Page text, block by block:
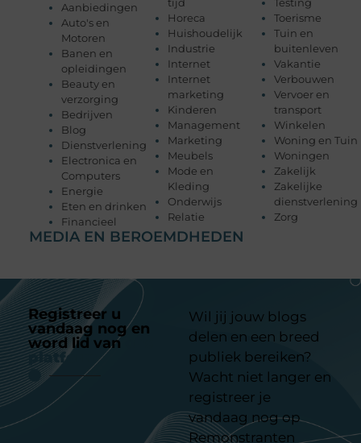
Aanbiedingen
Auto's en
Motoren
Banen en
opleidingen
Beauty en
verzorging
Bedrijven
Blog
Dienstverlening
Electronica en
Computers
Energie
Eten en drinken
Financieel
Horeca
Huishoudelijk
Industrie
Internet
Internet
marketing
Kinderen
Management
Marketing
Meubels
Mode en
Kleding
Onderwijs
Relatie
Toerisme
Tuin en
buitenleven
Vakantie
Verbouwen
Vervoer en
transport
Winkelen
Woning en Tuin
Woningen
Zakelijk
Zakelijke
dienstverlening
Zorg
MEDIA EN BEROEMDHEDEN
Registreer u
vandaag nog en
word lid van
platform
Wil jij jouw blogs
delen en een breed
publiek bereiken?
Wacht niet langer en
registreer je
vandaag nog op
Remonstranten